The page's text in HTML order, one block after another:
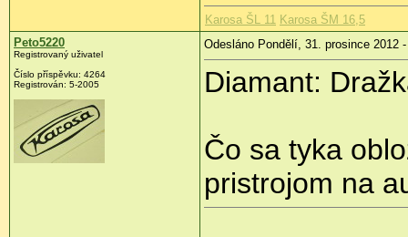
Karosa ŠL 11 Karosa ŠM 16,5
Peto5220
Registrovaný uživatel
Číslo příspěvku: 4264
Registrován: 5-2005
Odesláno Pondělí, 31. prosince 2012
Diamant:
Čo sa tyka
pristrojom na